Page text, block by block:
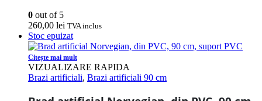
0 out of 5
260,00 lei TVA inclus
Stoc epuizat
Citește mai mult
VIZUALIZARE RAPIDA
Brazi artificiali, Brazi artificiali 90 cm